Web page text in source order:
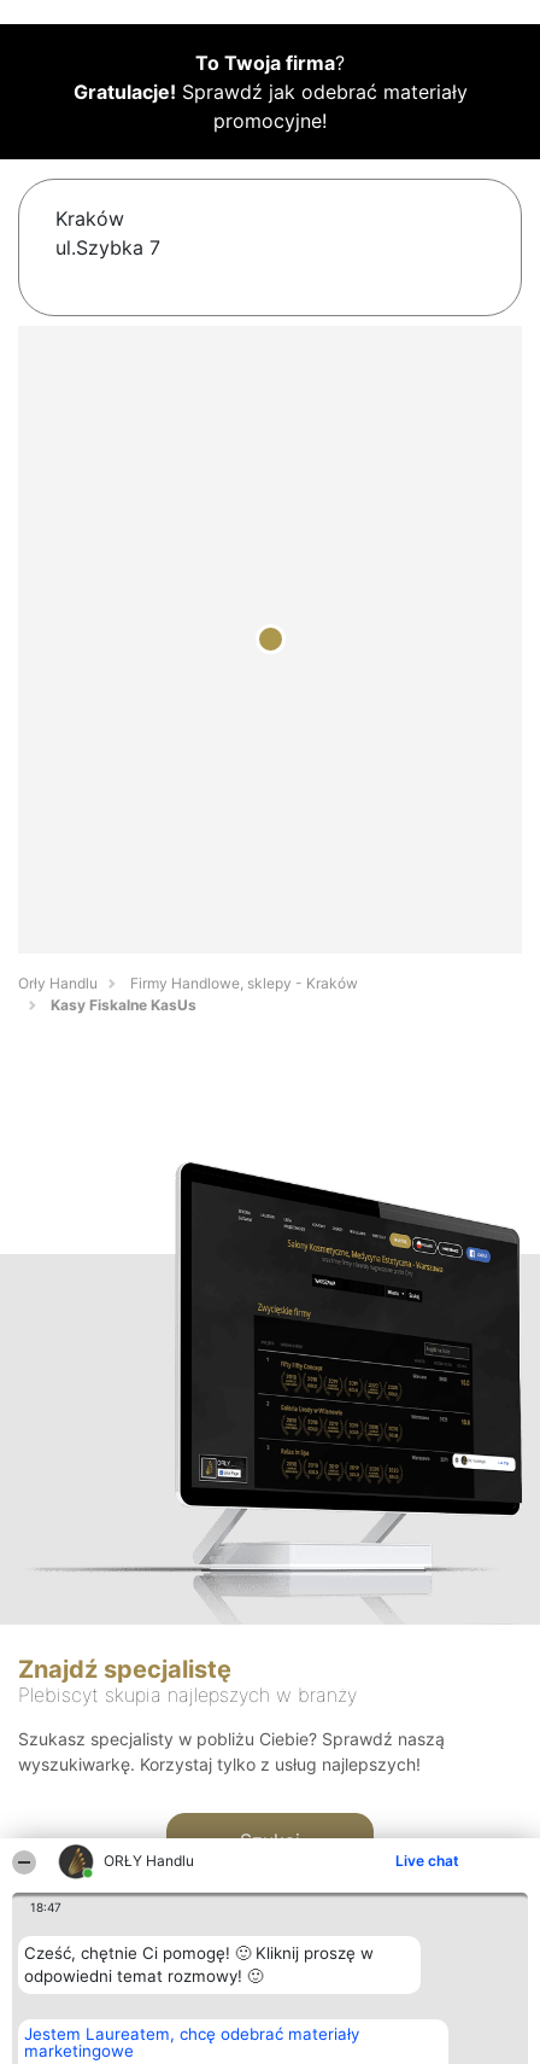
ORŁY Handlu Live chat
18:47
Cześć, chętnie Ci pomogę! 🙂 Kliknij proszę w
odpowiedni temat rozmowy! 🙂
Jestem Laureatem, chcę odebrać materiały
marketingowe
To Twoja firma?
Gratulacje! Sprawdź jak odebrać materiały
promocyjne!
Kraków
ul.Szybka 7
Orły Handlu
Firmy Handlowe, sklepy - Kraków
Kasy Fiskalne KasUs
Znajdź specjalistę
Plebiscyt skupia najlepszych w branży
Szukasz specjalisty w pobliżu Ciebie? Sprawdź naszą
wyszukiwarkę. Korzystaj tylko z usług najlepszych!
Szukaj
Organizator plebiscytu
Bright Side Solutions sp. z o.
o. sp. k.
Plebiscyt
Laureaci
Kontakt
Kontakt